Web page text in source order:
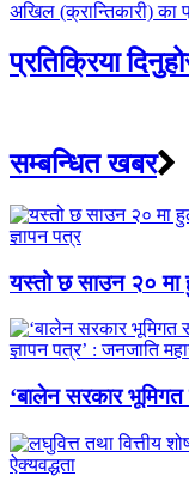
अखिल (क्रान्तिकारी) का
प्रतिक्रिया
सम्बन्धित खबर
यस्तो छ साउन २० मा
‘बालेन सरकार